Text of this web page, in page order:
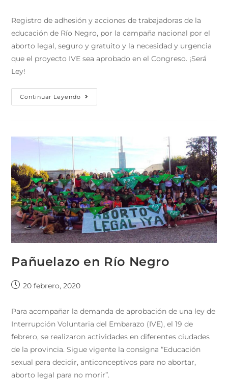
Registro de adhesión y acciones de trabajadoras de la
educación de Río Negro, por la campaña nacional por el
aborto legal, seguro y gratuito y la necesidad y urgencia
que el proyecto IVE sea aprobado en el Congreso. ¡Será
Ley!
Continuar Leyendo
Pañuelazo en Río Negro
20 febrero, 2020
Para acompañar la demanda de aprobación de una ley de
Interrupción Voluntaria del Embarazo (IVE), el 19 de
febrero, se realizaron actividades en diferentes ciudades
de la provincia. Sigue vigente la consigna “Educación
sexual para decidir, anticonceptivos para no abortar,
aborto legal para no morir”.